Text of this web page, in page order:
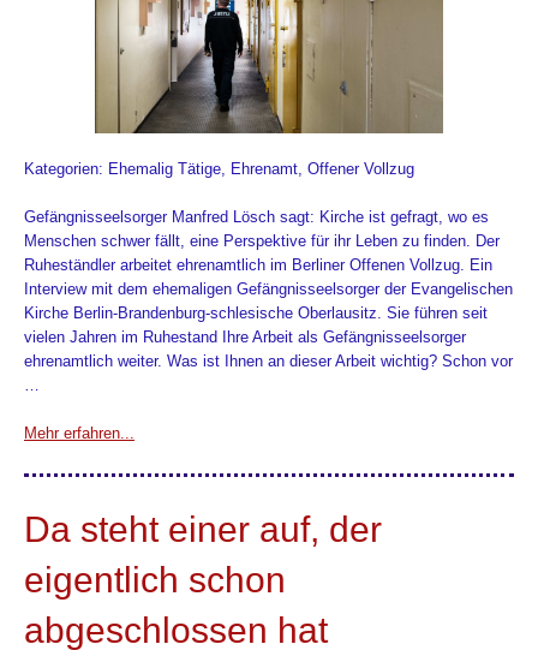
Kategorien: Ehemalig Tätige, Ehrenamt, Offener Vollzug
Gefängnisseelsorger Manfred Lösch sagt: Kirche ist gefragt, wo es
Menschen schwer fällt, eine Perspektive für ihr Leben zu finden. Der
Ruheständler arbeitet ehrenamtlich im Berliner Offenen Vollzug. Ein
Interview mit dem ehemaligen Gefängnisseelsorger der Evangelischen
Kirche Berlin-Brandenburg-schlesische Oberlausitz. Sie führen seit
vielen Jahren im Ruhestand Ihre Arbeit als Gefängnisseelsorger
ehrenamtlich weiter. Was ist Ihnen an dieser Arbeit wichtig? Schon vor
…
Mehr erfahren...
Da steht einer auf, der
eigentlich schon
abgeschlossen hat